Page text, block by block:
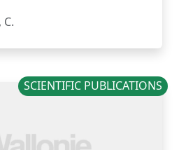
SCIENTIFIC PUBLICATIONS